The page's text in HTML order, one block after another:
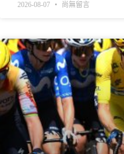
2026-08-07 尚無留言